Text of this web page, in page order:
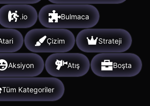
.io Bulmaca
Çizim Strateji
Aksiyon Atış Boşta
Tüm Kategoriler